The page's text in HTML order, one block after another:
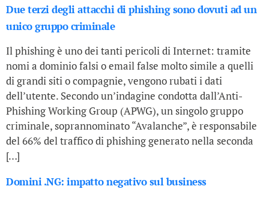
Due terzi degli attacchi di phishing sono dovuti ad un
unico gruppo criminale
Il phishing è uno dei tanti pericoli di Internet: tramite
nomi a dominio falsi o email false molto simile a quelli
di grandi siti o compagnie, vengono rubati i dati
dell’utente. Secondo un’indagine condotta dall’Anti-
Phishing Working Group (APWG), un singolo gruppo
criminale, soprannominato “Avalanche”, è responsabile
del 66% del traffico di phishing generato nella seconda
[…]
Domini .NG: impatto negativo sul business